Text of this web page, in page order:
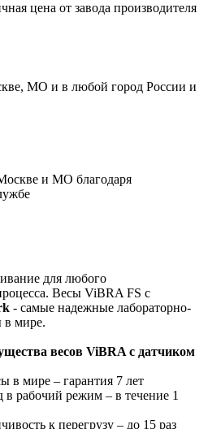
цена от завода производителя
МО и в любой город России и
и МО благодаря
для любого
Весы ViBRA FS с
- самые надежные лабораторно-
мире.
весов ViBRA с датчиком
в мире – гарантия 7 лет
рабочий режим – в течение 1
к перегрузу – до 15 раз